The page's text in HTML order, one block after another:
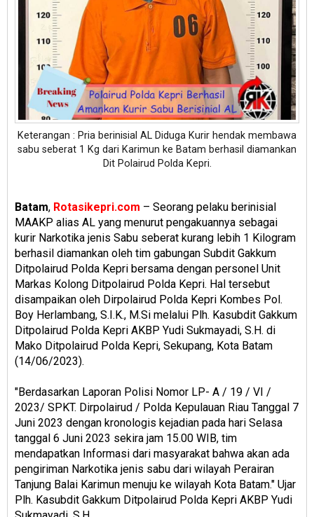
Keterangan : Pria berinisial AL Diduga Kurir hendak membawa
sabu seberat 1 Kg dari Karimun ke Batam berhasil diamankan
Dit Polairud Polda Kepri.
Batam, Rotasikepri.com – Seorang pelaku berinisial
MAAKP alias AL yang menurut pengakuannya sebagai
kurir Narkotika jenis Sabu seberat kurang lebih 1 Kilogram
berhasil diamankan oleh tim gabungan Subdit Gakkum
Ditpolairud Polda Kepri bersama dengan personel Unit
Markas Kolong Ditpolairud Polda Kepri. Hal tersebut
disampaikan oleh Dirpolairud Polda Kepri Kombes Pol.
Boy Herlambang, S.I.K., M.Si melalui Plh. Kasubdit Gakkum
Ditpolairud Polda Kepri AKBP Yudi Sukmayadi, S.H. di
Mako Ditpolairud Polda Kepri, Sekupang, Kota Batam
(14/06/2023).
"Berdasarkan Laporan Polisi Nomor LP- A / 19 / VI /
2023/ SPKT. Dirpolairud / Polda Kepulauan Riau Tanggal 7
Juni 2023 dengan kronologis kejadian pada hari Selasa
tanggal 6 Juni 2023 sekira jam 15.00 WIB, tim
mendapatkan Informasi dari masyarakat bahwa akan ada
pengiriman Narkotika jenis sabu dari wilayah Perairan
Tanjung Balai Karimun menuju ke wilayah Kota Batam." Ujar
Plh. Kasubdit Gakkum Ditpolairud Polda Kepri AKBP Yudi